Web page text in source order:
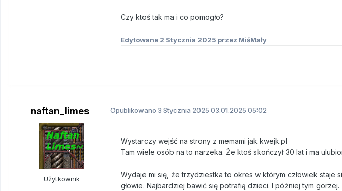
Czy ktoś tak ma i co pomogło?
Edytowane 2 Stycznia 2025 przez MiśMały
naftan_limes
Użytkownik
Opublikowano 3 Stycznia 2025 03.01.2025 05:02
Wystarczy wejść na strony z memami jak kwejk.pl
Tam wiele osób na to narzeka. Że ktoś skończył 30 lat i ma
Wydaje mi się, że trzydziestka to okres w którym człowiek staje
głowie. Najbardziej bawić się potrafią dzieci. I później tym